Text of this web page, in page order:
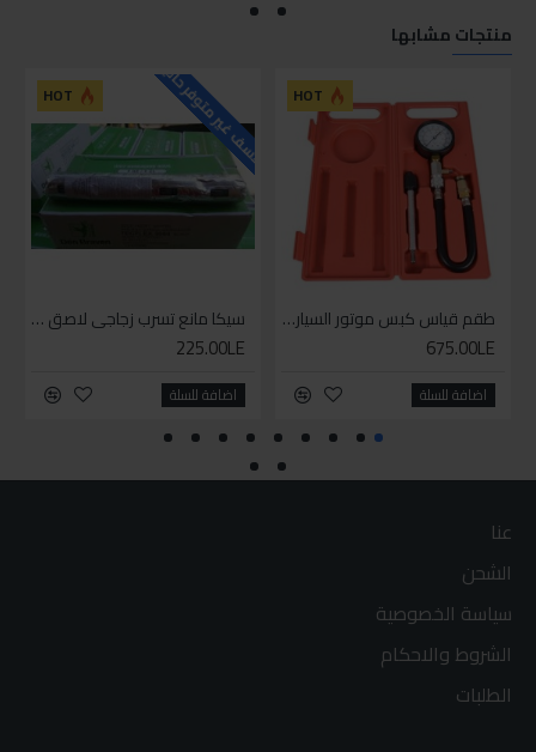
منتجات مشابها
HOT
طقم قياس كبس موتور السياره 3 ق
675.00LE
اضافة للسلة
HOT للاسف غير متوفر حاليا
سيكا مانع تسرب زجاجي لاصق اسود 600 مل
225.00LE
اضافة للسلة
عنا
الشحن
سياسة الخصوصية
الشروط والاحكام
الطلبات